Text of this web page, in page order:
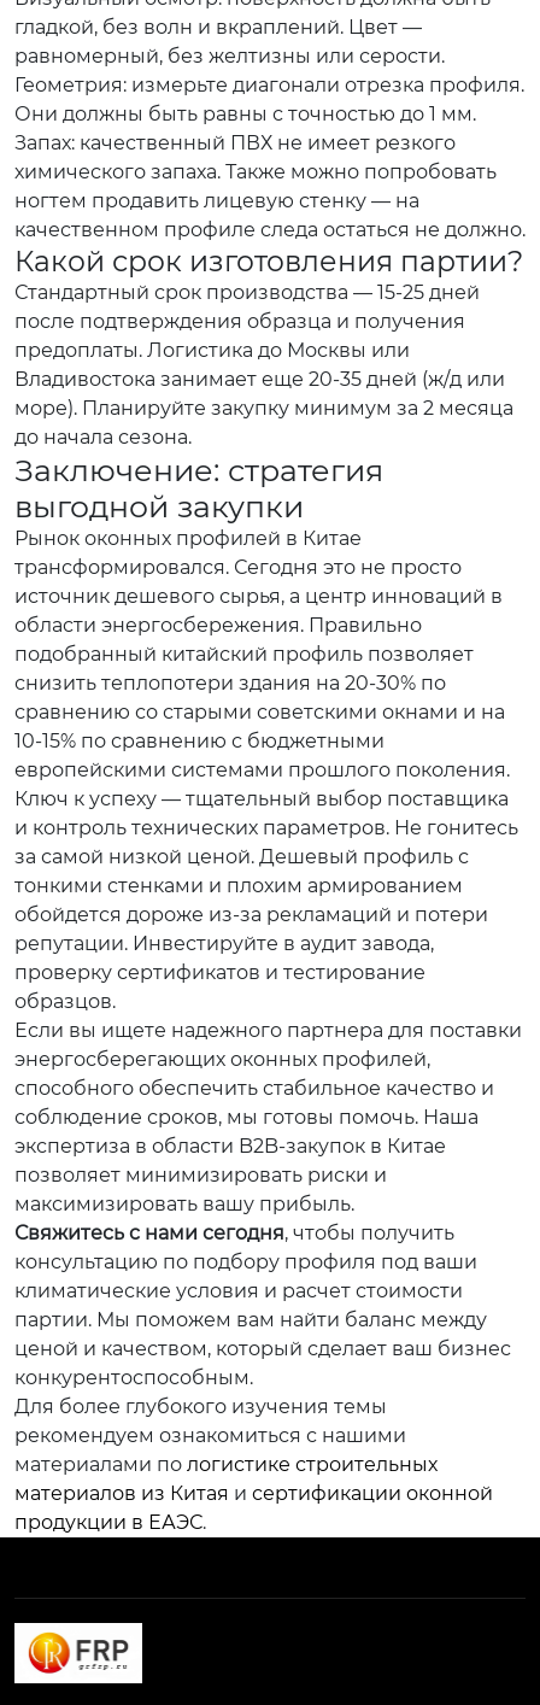
гладкой, без волн и вкраплений. Цвет —
равномерный, без желтизны или серости.
Геометрия: измерьте диагонали отрезка профиля.
Они должны быть равны с точностью до 1 мм.
Запах: качественный ПВХ не имеет резкого
химического запаха. Также можно попробовать
ногтем продавить лицевую стенку — на
качественном профиле следа остаться не должно.
Какой срок изготовления партии?
Стандартный срок производства — 15-25 дней
после подтверждения образца и получения
предоплаты. Логистика до Москвы или
Владивостока занимает еще 20-35 дней (ж/д или
море). Планируйте закупку минимум за 2 месяца
до начала сезона.
Заключение: стратегия
выгодной закупки
Рынок оконных профилей в Китае
трансформировался. Сегодня это не просто
источник дешевого сырья, а центр инноваций в
области энергосбережения. Правильно
подобранный китайский профиль позволяет
снизить теплопотери здания на 20-30% по
сравнению со старыми советскими окнами и на
10-15% по сравнению с бюджетными
европейскими системами прошлого поколения.
Ключ к успеху — тщательный выбор поставщика
и контроль технических параметров. Не гонитесь
за самой низкой ценой. Дешевый профиль с
тонкими стенками и плохим армированием
обойдется дороже из-за рекламаций и потери
репутации. Инвестируйте в аудит завода,
проверку сертификатов и тестирование
образцов.
Если вы ищете надежного партнера для поставки
энергосберегающих оконных профилей,
способного обеспечить стабильное качество и
соблюдение сроков, мы готовы помочь. Наша
экспертиза в области B2B-закупок в Китае
позволяет минимизировать риски и
максимизировать вашу прибыль.
Свяжитесь с нами сегодня, чтобы получить
консультацию по подбору профиля под ваши
климатические условия и расчет стоимости
партии. Мы поможем вам найти баланс между
ценой и качеством, который сделает ваш бизнес
конкурентоспособным.
Для более глубокого изучения темы
рекомендуем ознакомиться с нашими
материалами по логистике строительных
материалов из Китая и сертификации оконной
продукции в ЕАЭС.